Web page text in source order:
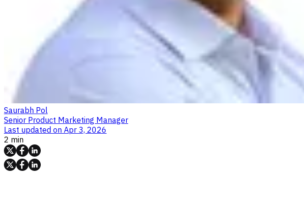
Saurabh Pol
Senior Product Marketing Manager
Last updated on Apr 3, 2026
2 min